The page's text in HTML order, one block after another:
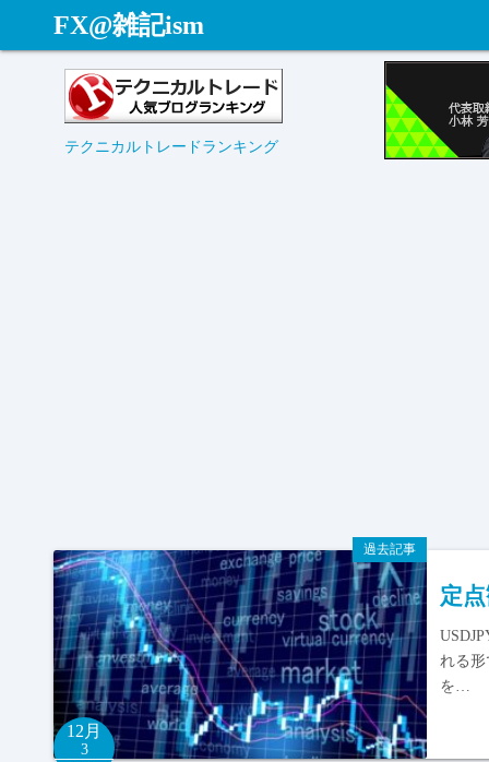
FX@雑記ism
テクニカルトレードランキング
過去記事
12月
3
定
れる
を…